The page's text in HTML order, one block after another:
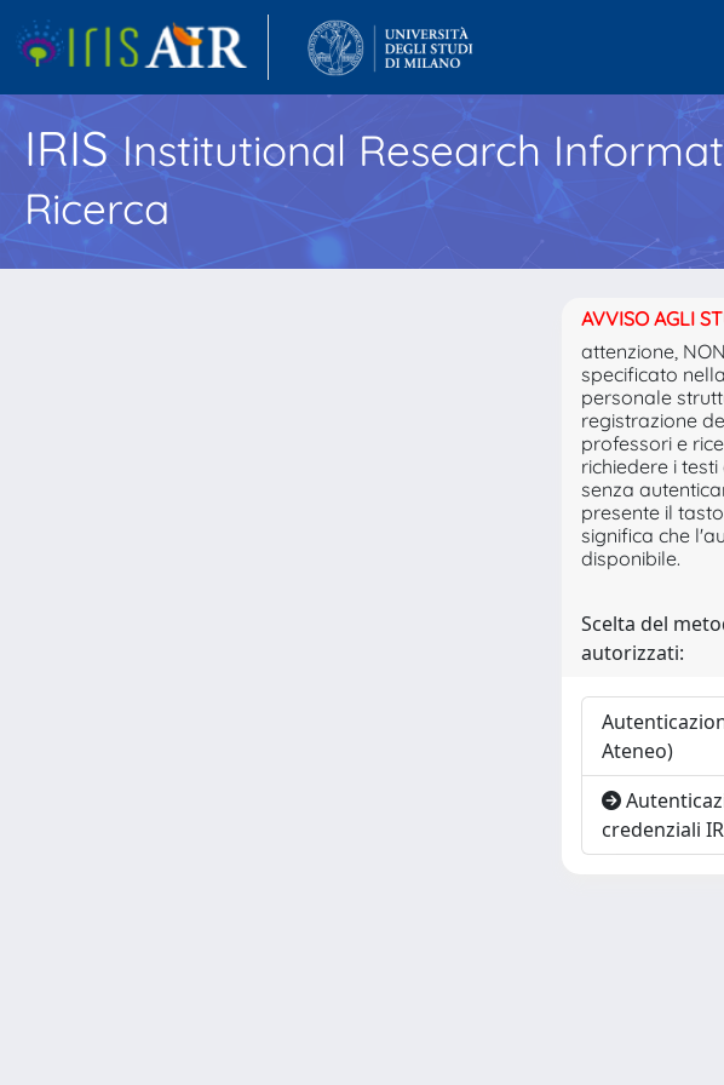
IRISInstitutional Research
Ricerca
AVVISO AGLI
attenzione,
specificato nella
personale
registrazione
professori e
richiedere i
senza
presente il
significa che
disponibile.
Scelta del
autorizzati:
Ateneo)
credenziali